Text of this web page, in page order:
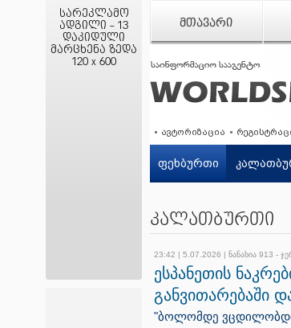
ᲛᲗᲐᲕᲐᲠᲘ
ავტორიზაცია
ფეხბურთი
კალათბურთი
23:42 | 5.07.2026 | ნანახია 913 -
ესპანეთის
განვითარებაში
"ბოლომდე
სარეკლამო
ადგილი - 13
დაკიდული
მარცხენა ზედა
120 x 600